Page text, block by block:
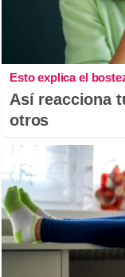
Esto explica el
Así reacciona
otros